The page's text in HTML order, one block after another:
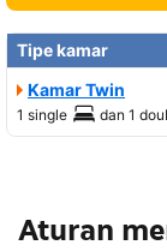
Tipe kamar
Kamar Twin
1 single dan 1
Aturan